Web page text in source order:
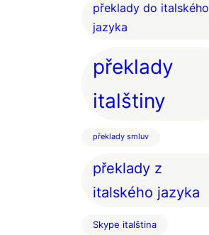
překlady do italského
jazyka
překlady
italštiny
překlady smluv
překlady z
italského jazyka
Skype italština